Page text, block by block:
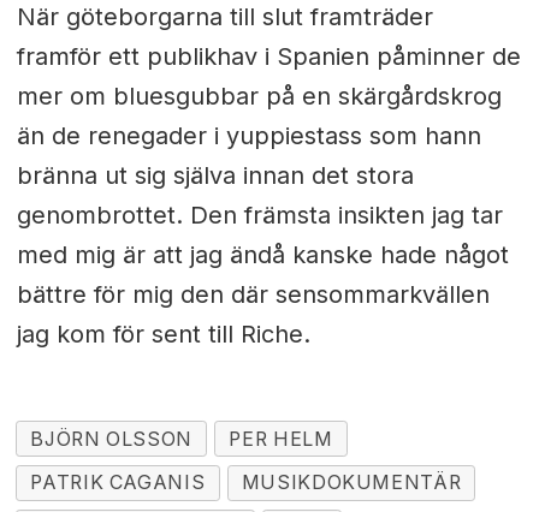
När göteborgarna till slut framträder
framför ett publikhav i Spanien påminner de
mer om bluesgubbar på en skärgårdskrog
än de renegader i yuppiestass som hann
bränna ut sig själva innan det stora
genombrottet. Den främsta insikten jag tar
med mig är att jag ändå kanske hade något
bättre för mig den där sensommarkvällen
jag kom för sent till Riche.
BJÖRN OLSSON
PER HELM
PATRIK CAGANIS
MUSIKDOKUMENTÄR